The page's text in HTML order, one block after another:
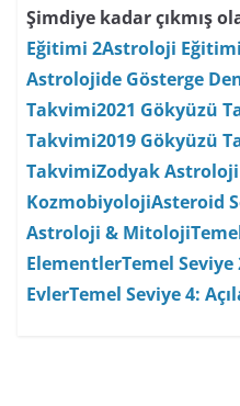
Şimdiye kadar çıkmış
Eğitimi 2Astroloji
Astrolojide Gösterge
Takvimi2021 Gökyüzü
Takvimi2019 Gökyüzü
TakvimiZodyak
KozmobiyolojiAsteroid
Astroloji & Mitoloji
ElementlerTemel
EvlerTemel Seviye 4: